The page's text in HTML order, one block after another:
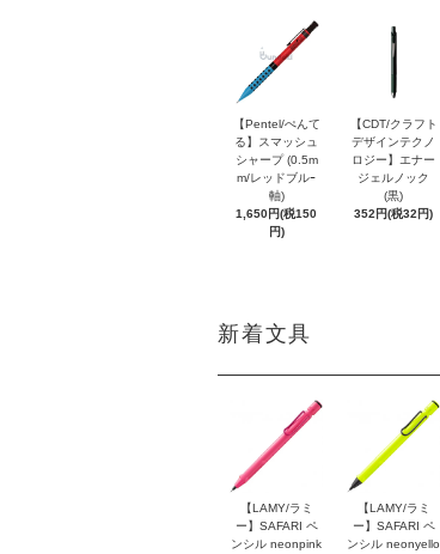
【Pentel/ぺんて
る】スマッシュ
シャープ (0.5m
m/レッドブルｰ
軸)
1,650円(税150
円)
【CDT/クラフト
デザインテクノ
ロジー】エナー
ジェルノック
(黒)
352円(税32円)
新着文具
【LAMY/ラミ
ー】SAFARI ペ
ンシル neonpink
【LAMY/ラミ
ー】SAFARI ペ
ンシル neonyello